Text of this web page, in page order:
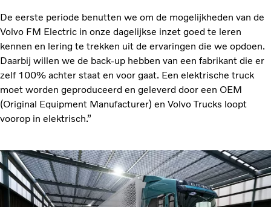
De eerste periode benutten we om de mogelijkheden van de
Volvo FM Electric in onze dagelijkse inzet goed te leren
kennen en lering te trekken uit de ervaringen die we opdoen.
Daarbij willen we de back-up hebben van een fabrikant die er
zelf 100% achter staat en voor gaat. Een elektrische truck
moet worden geproduceerd en geleverd door een OEM
(Original Equipment Manufacturer) en Volvo Trucks loopt
voorop in elektrisch.”